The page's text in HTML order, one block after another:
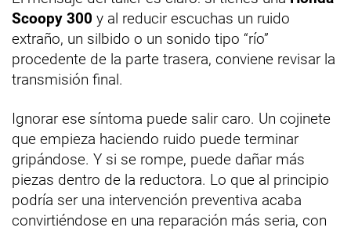
Scoopy 300 y al reducir escuchas un ruido
extraño, un silbido o un sonido tipo “río”
procedente de la parte trasera, conviene revisar la
transmisión final.
Ignorar ese síntoma puede salir caro. Un cojinete
que empieza haciendo ruido puede terminar
gripándose. Y si se rompe, puede dañar más
piezas dentro de la reductora. Lo que al principio
podría ser una intervención preventiva acaba
convirtiéndose en una reparación más seria, con